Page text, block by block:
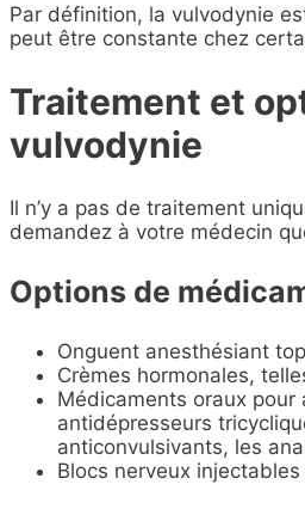
Par définition, la vulvodynie
peut être constante chez
Traitement et
vulvodynie
Il n’y a pas de traitement
demandez à votre médecin
Options de
Onguent anesthésiant
Crèmes hormonales,
Médicaments oraux
antidépresseurs
anticonvulsivants, les
Blocs nerveux